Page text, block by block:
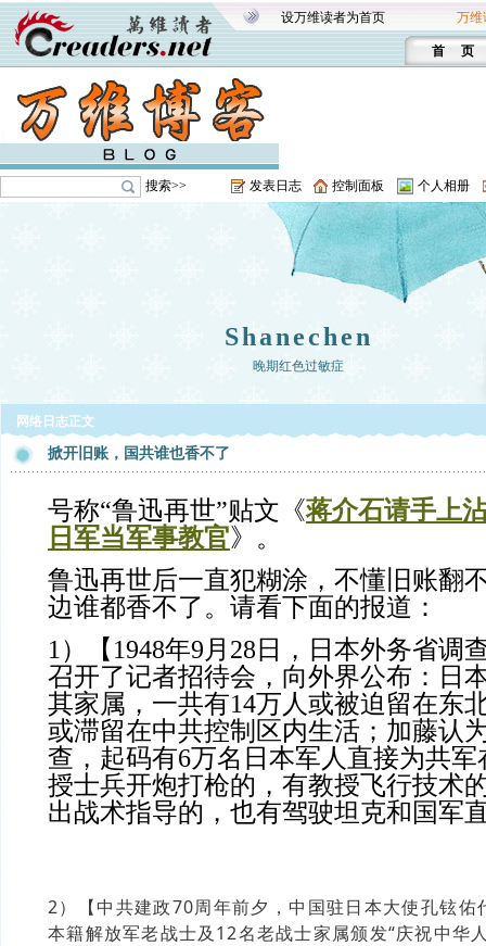
设万维读者为首页 万维
首 页
搜索>> 发表日志 控制面板 个人相册
Shanechen
晚期红色过敏症
网络日志正文
掀开旧账，国共谁也香不了
号称“鲁迅再世”贴文《蒋介石请手上
日军当军事教官》。
鲁迅再世后一直犯糊涂，不懂旧账翻
边谁都香不了。请看下面的报道：
1） 【 1948年9月28日，日本外务省调
召开了记者招待会，向外界公布：日
其家属，一共有14万人或被迫留在东
或滞留在中共控制区内生活；加藤认
查，起码有6万名日本军人直接为共
授士兵开炮打枪的，有教授飞行技术
出战术指导的，也有驾驶坦克和国军
2）【中共建政70周年前夕，中国驻日本大使孔铉
本籍解放军老战士及12名老战士家属颁发“庆祝中华